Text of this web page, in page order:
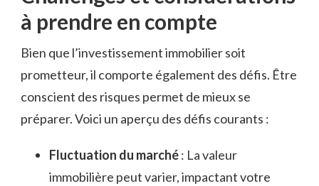
à prendre en compte
Bien que l’investissement immobilier soit
prometteur, il comporte également des défis. Être
conscient des risques permet de mieux se
préparer. Voici un aperçu des défis courants :
Fluctuation du marché: La valeur
immobilière peut varier, impactant votre